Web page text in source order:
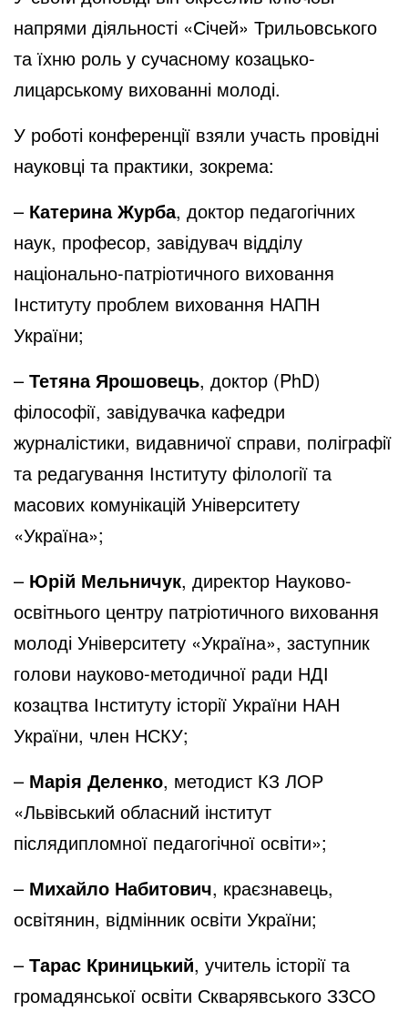
напрями діяльності «Січей» Трильовського
та їхню роль у сучасному козацько-
лицарському вихованні молоді.
У роботі конференції взяли участь провідні
науковці та практики, зокрема:
– Катерина Журба, доктор педагогічних
наук, професор, завідувач відділу
національно-патріотичного виховання
Інституту проблем виховання НАПН
України;
– Тетяна Ярошовець, доктор (PhD)
філософії, завідувачка кафедри
журналістики, видавничої справи, поліграфії
та редагування Інституту філології та
масових комунікацій Університету
«Україна»;
– Юрій Мельничук, директор Науково-
освітнього центру патріотичного виховання
молоді Університету «Україна», заступник
голови науково-методичної ради НДІ
козацтва Інституту історії України НАН
України, член НСКУ;
– Марія Деленко, методист КЗ ЛОР
«Львівський обласний інститут
післядипломної педагогічної освіти»;
– Михайло Набитович, краєзнавець,
освітянин, відмінник освіти України;
– Тарас Криницький, учитель історії та
громадянської освіти Скварявського ЗЗСО